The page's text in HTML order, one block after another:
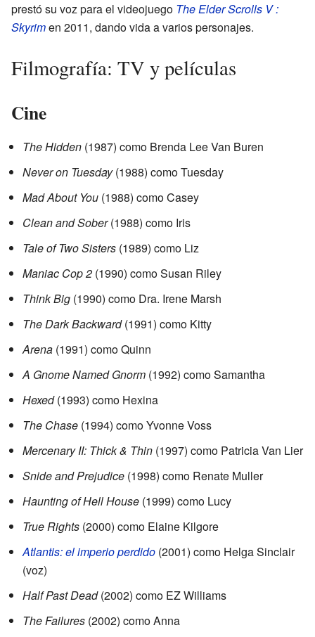
prestó su voz para el videojuego The Elder Scrolls V :
Skyrimen 2011, dando vida a varios personajes.
Filmografía: TV y películas
Cine
The Hidden (1987) como Brenda Lee Van Buren
Never on Tuesday(1988) como Tuesday
Mad About You (1988) como Casey
Clean and Sober(1988) como Iris
Tale of Two Sisters (1989) como Liz
Maniac Cop 2 (1990) como Susan Riley
Think Big (1990) como Dra. Irene Marsh
The Dark Backward(1991) como Kitty
Arena (1991) como Quinn
A Gnome Named Gnorm (1992) como Samantha
Hexed(1993) como Hexina
The Chase (1994) como Yvonne Voss
Mercenary II: Thick & Thin (1997) como Patricia Van Lier
Snide and Prejudice (1998) como Renate Muller
Haunting of Hell House (1999) como Lucy
True Rights (2000) como Elaine Kilgore
Atlantis: el imperio perdido (2001) como Helga Sinclair
(voz)
Half Past Dead(2002) como EZ Williams
The Failures (2002) como Anna